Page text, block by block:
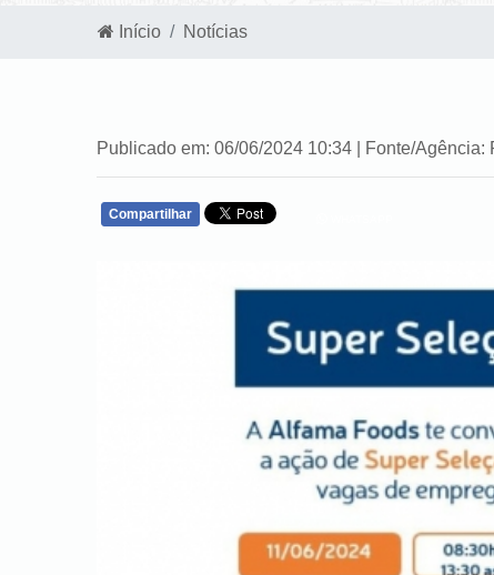
Início Notícias
Publicado em: 06/06/2024 10:34 | Fonte/
Compartilhar